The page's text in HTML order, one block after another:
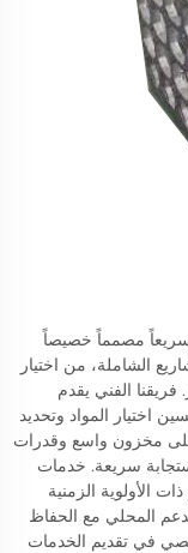
مصمماً خصيصاً
الشاملة، من اختيار
فريقنا الفني يقدم
اختيار المواد وتحديد
على مخزون واسع وقدرات
سريعة. خدمات
الأولوية الزمنية
المحلي مع الحفاظ
في تقديم الخدمات